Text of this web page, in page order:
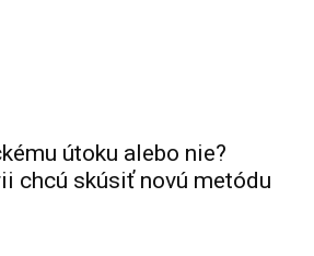
útoku alebo nie?
chcú skúsiť novú metódu